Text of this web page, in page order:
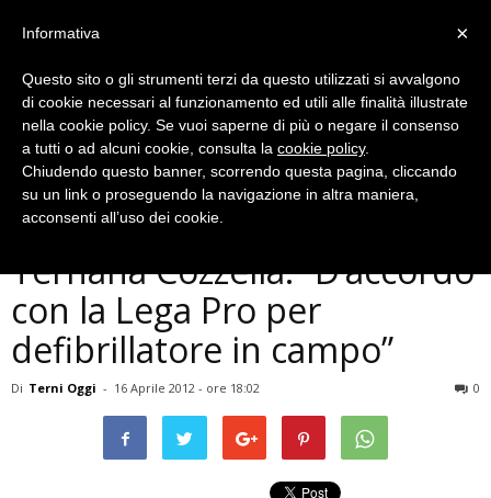
Ternana
Morte Morosini, ds della
Ternana Cozzella: ”D’accordo
con la Lega Pro per
defibrillatore in campo”
Di Terni Oggi - 16 Aprile 2012 - ore 18:02 0
×
Informativa
Questo sito o gli strumenti terzi da questo utilizzati si avvalgono
di cookie necessari al funzionamento ed utili alle finalità illustrate
nella cookie policy. Se vuoi saperne di più o negare il consenso
a tutti o ad alcuni cookie, consulta la cookie policy.
Chiudendo questo banner, scorrendo questa pagina, cliccando
su un link o proseguendo la navigazione in altra maniera,
acconsenti all’uso dei cookie.